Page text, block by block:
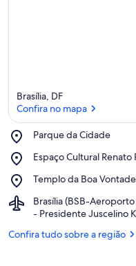
Brasília, DF
Confira no mapa
Parque da Cidade
Place,
da
Espaço Cultural Renato
Place,
Cultural
Russo
Templo da Boa Vontade
Place,
da
Boa
Vontade
Brasília (BSB-
- Presidente Juscelino
Airport,
Brasília
Aeroporto
Confira tudo sobre a região